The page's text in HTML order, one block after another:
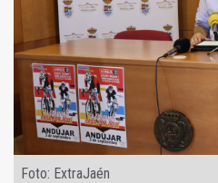
Foto: ExtraJaén